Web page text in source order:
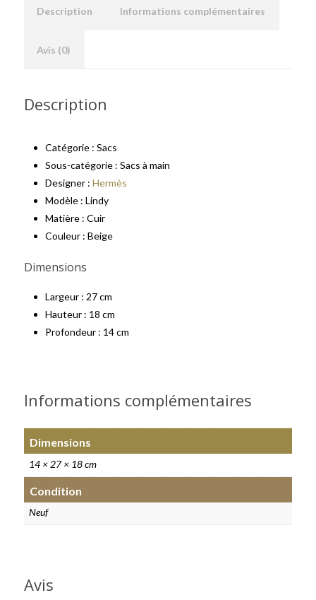
Description Informations complémentaires
Avis (0)
Description
Catégorie : Sacs
Sous-catégorie : Sacs à main
Designer : Hermès
Modèle : Lindy
Matière : Cuir
Couleur : Beige
Dimensions
Largeur : 27 cm
Hauteur : 18 cm
Profondeur : 14 cm
Informations complémentaires
Dimensions
14 × 27 × 18 cm
Condition
Neuf
Avis